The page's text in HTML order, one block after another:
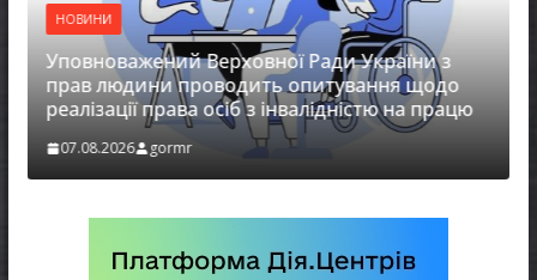
НОВИНИ
Уповноважений Верховної Ради України з
прав людини проводить опитування щодо
реалізації права осіб з інвалідністю на працю
07.08.2026 gormr